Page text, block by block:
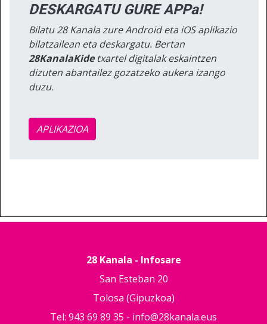
DESKARGATU GURE APPa!
Bilatu 28 Kanala zure Android eta iOS aplikazio
bilatzailean eta deskargatu. Bertan
28KanalaKidetxartel digitalak eskaintzen
dizuten abantailez gozatzeko aukera izango
duzu.
APLIKAZIOA
28 Kanala - Infosare
San Esteban 20
Tolosa (Gipuzkoa)
Tel: 943 69 89 35 - info@28kanala.eus